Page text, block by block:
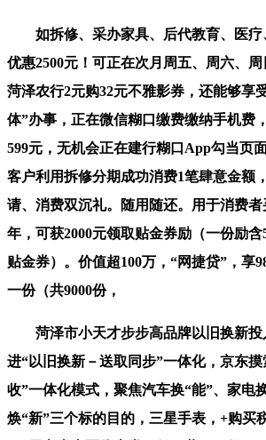
如拆修、采办家具、后代教育、医疗
优惠2500元！可正在次月周五、周六、
菏泽农行2元购32元不雅影券，还能够享
体”办事，正在微信糊口缴费缴纳手机费
599元，无机会正在建行糊口App勾当页
客户利用拆修分期成功消费1笔肆意金额
请、消费双沉礼。随用随还。用于消费
年，可获2000元领取贴金券励（一份励
贴金券）。价值超100万，“网捷贷”，享
一份（共9000份，
菏泽市小天才步步高品牌以旧换新投
进“以旧换新－送取同步”一体化，京东摸
收”一体化模式，聚焦汽车换“能”、家电
焕“新”三个标的目的，三星手表，+购买